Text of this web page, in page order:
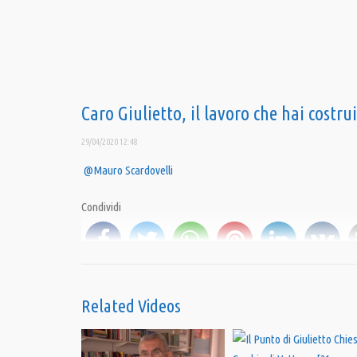
Caro Giulietto, il lavoro che hai
29/04/2020 12:48
@Mauro Scardovelli
Condividi
Related Videos